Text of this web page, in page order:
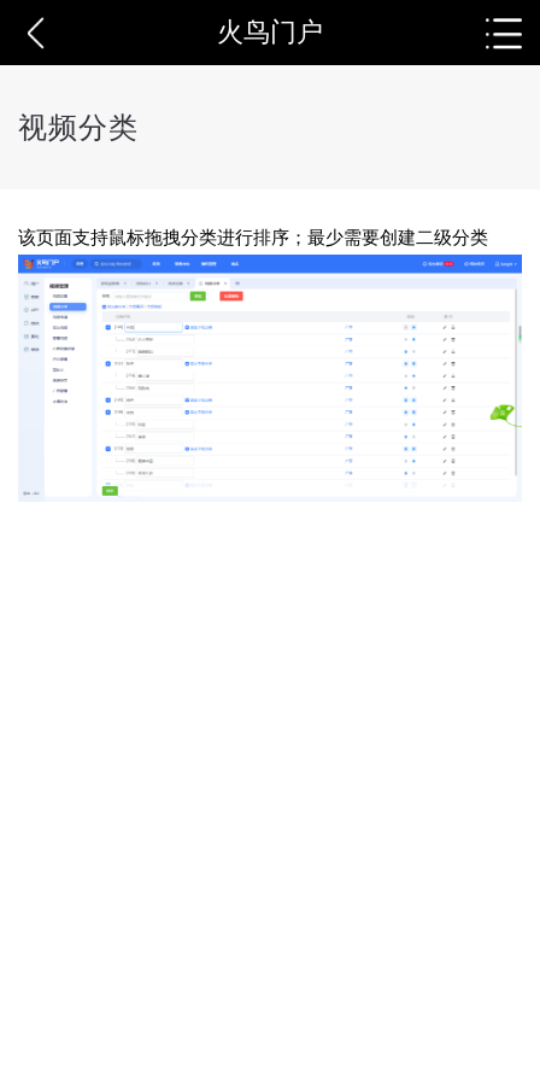
火鸟门户
视频分类
该页面支持鼠标拖拽分类进行排序；最少需要创建二级分类